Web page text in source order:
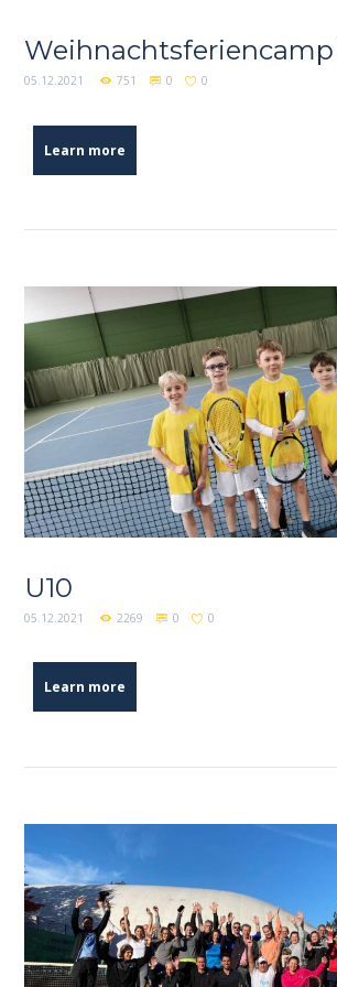
Weihnachtsferiencamp
05.12.2021 751 0 0
Learn more
U10
05.12.2021 2269 0 0
Learn more